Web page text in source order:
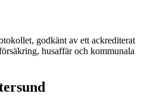
godkänt av ett ackrediterat
husaffär och kommunala